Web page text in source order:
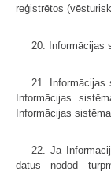
reģistrētos
20. Informācijas
21. Informācijas
Informācijas
Informācijas
22. Ja
datus nodod